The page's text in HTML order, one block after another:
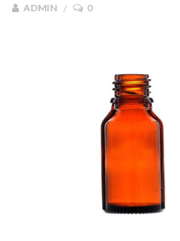
ADMIN 0